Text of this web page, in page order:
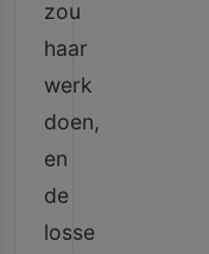
zou
haar
werk
doen,
en
de
losse